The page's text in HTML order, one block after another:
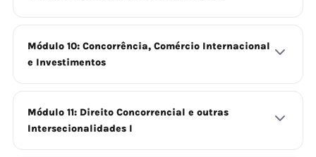
Módulo 10: Concorrência, Comércio Internacional
e Investimentos
Módulo 11: Direito Concorrencial e outras
Intersecionalidades I